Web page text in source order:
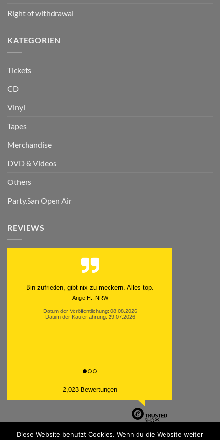
Right of withdrawal
KATEGORIEN
Tickets
CD
Vinyl
Tapes
Merchandise
DVD & Videos
Others
Party.San Open Air
REVIEWS
Schnell. Zuverlässig. Klasse.
Datum der Veröffentlichung: 05.08.2026
Datum der Kauferfahrung: 29.07.2026
2,023 Bewertungen
Diese Website benutzt Cookies. Wenn du die Website weiter